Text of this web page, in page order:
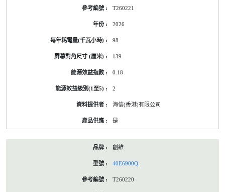
T260221
2026
98
139
0.18
2
海信(香港)有限公司
是
創維
40E6900Q
T260220